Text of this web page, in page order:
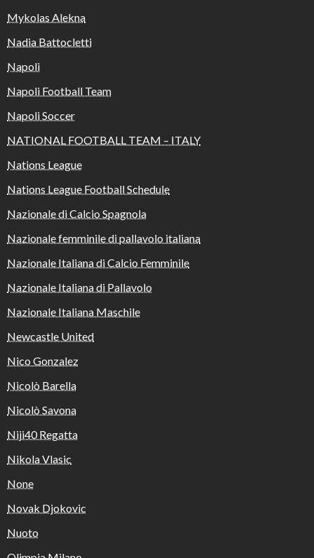
Mykolas Alekna
Nadia Battocletti
Napoli
Napoli Football Team
Napoli Soccer
NATIONAL FOOTBALL TEAM – ITALY
Nations League
Nations League Football Schedule
Nazionale di Calcio Spagnola
Nazionale femminile di pallavolo italiana
Nazionale Italiana di Calcio Femminile
Nazionale Italiana di Pallavolo
Nazionale Italiana Maschile
Newcastle United
Nico Gonzalez
Nicolò Barella
Nicolò Savona
Niji40 Regatta
Nikola Vlasic
None
Novak Djokovic
Nuoto